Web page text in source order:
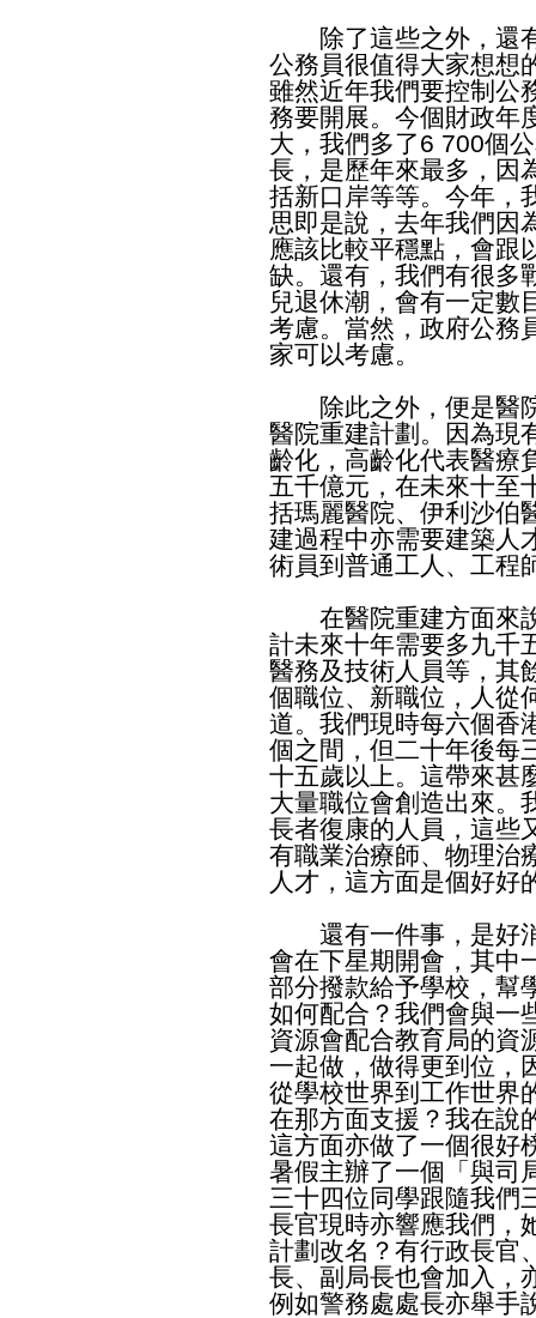
除了這些之外，還有
公務員很值得大家想想
雖然近年我們要控制公
務要開展。今個財政年
大，我們多了6 700個
長，是歷年來最多，因
括新口岸等等。今年，
思即是說，去年我們因
應該比較平穩點，會跟
缺。還有，我們有很多
兒退休潮，會有一定數
考慮。當然，政府公務
家可以考慮。
除此之外，便是醫院
醫院重建計劃。因為現
齡化，高齡化代表醫療
五千億元，在未來十至
括瑪麗醫院、伊利沙伯
建過程中亦需要建築人
術員到普通工人、工程
在醫院重建方面來說
計未來十年需要多九千
醫務及技術人員等，其
個職位、新職位，人從
道。我們現時每六個香
個之間，但二十年後
十五歲以上。這帶來甚
大量職位會創造出來。
長者復康的人員，這些
有職業治療師、物理治
人才，這方面是個好好
還有一件事，是好消
會在下星期開會，其中
部分撥款給予學校，幫
如何配合？我們會與一
資源會配合教育局的資
一起做，做得更到位，
從學校世界到工作世界
在那方面支援？我在說
這方面亦做了一個很好
暑假主辦了一個「與司
三十四位同學跟隨我們
長官現時亦響應我們，
計劃改名？有行政長官
長、副局長也會加入，
例如警務處處長亦舉手